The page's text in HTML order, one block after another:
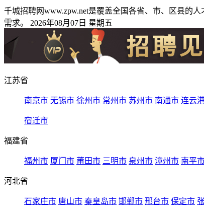
千城招聘网www.zpw.net是覆盖全国各省、市、区县的
需求。 2026年08月07日 星期五
江苏省
南京市 无锡市 徐州市 常州市 苏州市 南通市 连云
宿迁市
福建省
福州市 厦门市 莆田市 三明市 泉州市 漳州市 南平
河北省
石家庄市 唐山市 秦皇岛市 邯郸市 邢台市 保定市